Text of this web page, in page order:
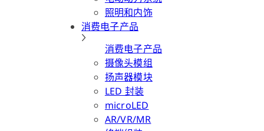
照明和内饰
消费电子产品
消费电子产品
摄像头模组
扬声器模块
LED 封装
microLED
AR/VR/MR